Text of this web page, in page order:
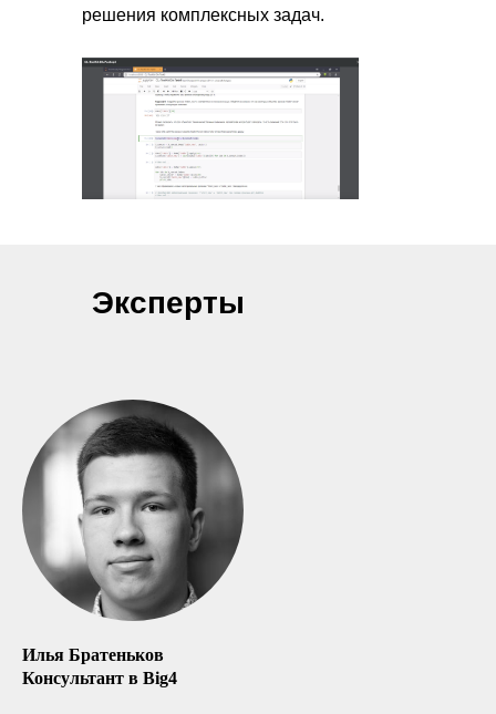
решения комплексных задач.
Эксперты
Илья Братеньков
Консультант в Big4